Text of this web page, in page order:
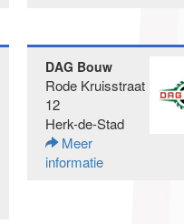
DAG Bouw
Rode Kruisstraat
12
Herk-de-Stad
Meer
informatie